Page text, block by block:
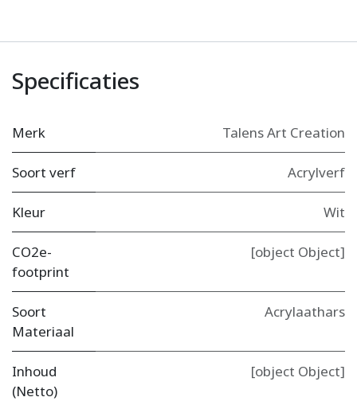
Specificaties
Merk Talens Art Creation
Soort verf Acrylverf
Kleur Wit
CO2e-
footprint
[object Object]
Soort
Materiaal
Acrylaathars
Inhoud
(Netto)
[object Object]